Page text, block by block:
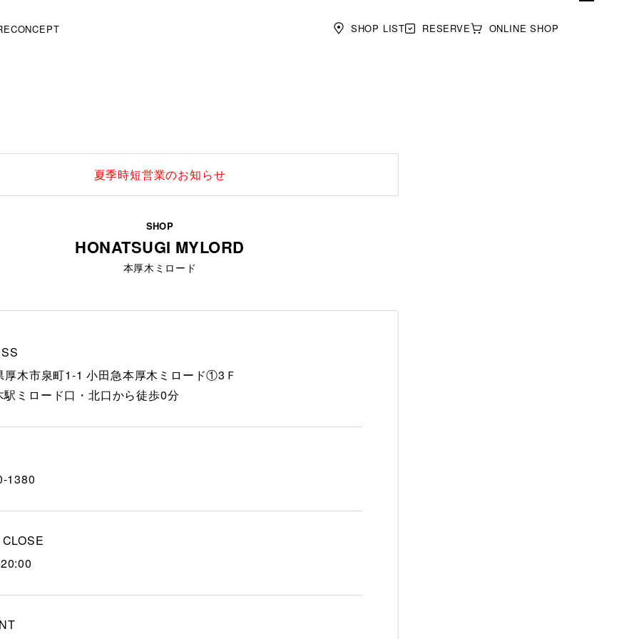
CONCEPT SHOP LIST RESERVE ONLINE SHOP
夏季時短営業のお知らせ
SHOP
HONATSUGI MYLORD
本厚木ミロード
厚木市泉町1-1 小田急本厚木ミロード①3Ｆ
駅ミロード口・北口から徒歩0分
1380